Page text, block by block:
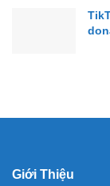
Giới Thiệu